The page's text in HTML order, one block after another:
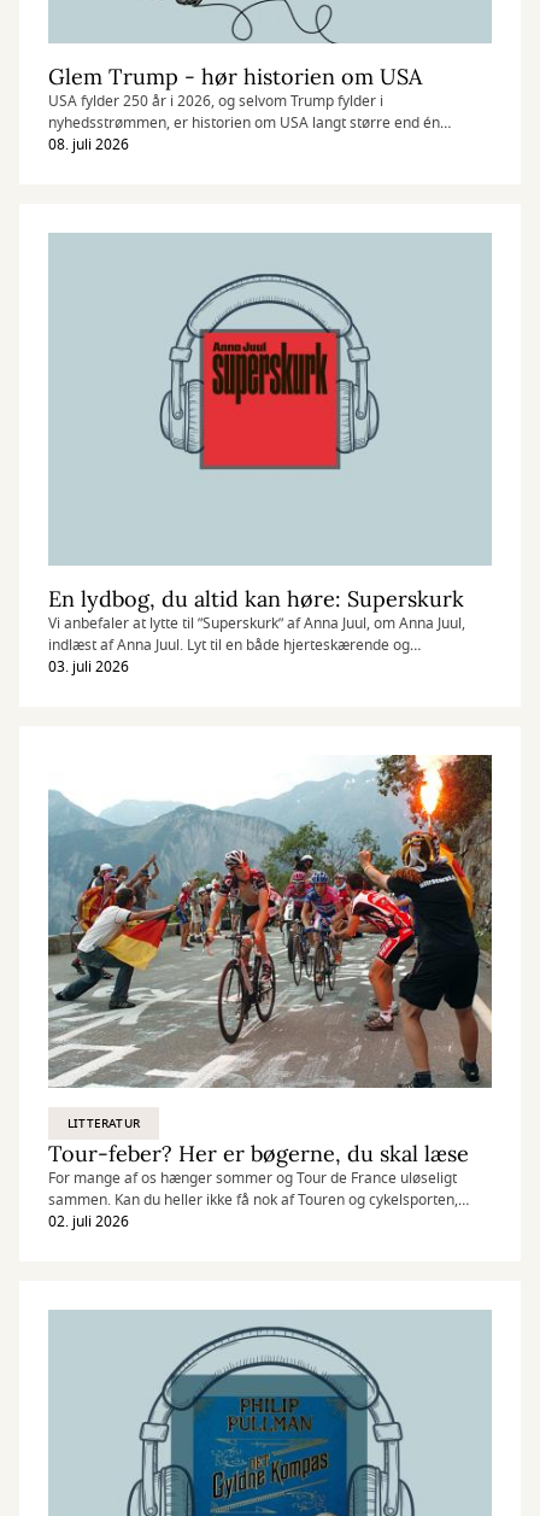
Glem Trump - hør historien om USA
USA fylder 250 år i 2026, og selvom Trump fylder i
nyhedsstrømmen, er historien om USA langt større end én
præsident. Vi anbefaler podcasten Staterne 250 år, der tager
08. juli 2026
En lydbog, du altid kan høre: Superskurk
Vi anbefaler at lytte til ”Superskurk” af Anna Juul, om Anna Juul,
indlæst af Anna Juul. Lyt til en både hjerteskærende og
underholdende fortælling om et liv med psykisk sygdom.
03. juli 2026
LITTERATUR
Tour-feber? Her er bøgerne, du skal læse
For mange af os hænger sommer og Tour de France uløseligt
sammen. Kan du heller ikke få nok af Touren og cykelsporten,
findes der heldigvis masser af gode bøger.
02. juli 2026